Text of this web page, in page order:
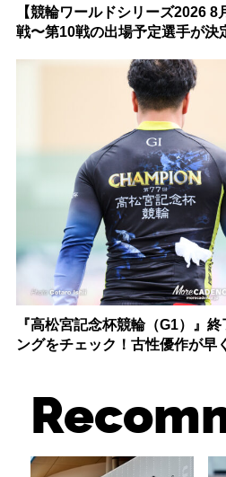
【競輪ワールドシリーズ2026
戦〜第10戦の出場予定選手が決
『高松宮記念杯競輪（G1）』
ングをチェック！古性優作が早